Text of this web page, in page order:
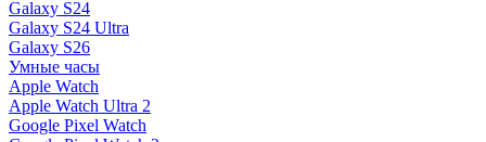
Galaxy S24
Galaxy S24 Ultra
Galaxy S26
Умные часы
Apple Watch
Apple Watch Ultra 2
Google Pixel Watch